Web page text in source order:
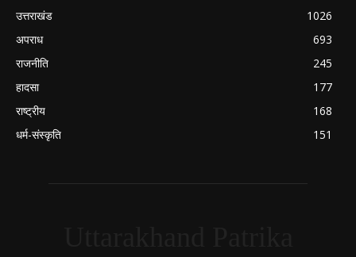
उत्तराखंड
1026
अपराध
693
राजनीति
245
हादसा
177
राष्ट्रीय
168
धर्म-संस्कृति
151